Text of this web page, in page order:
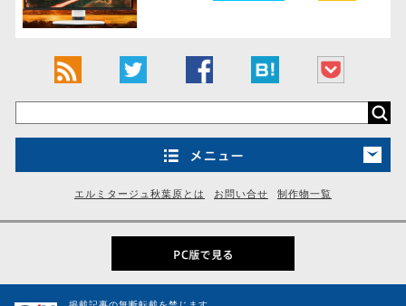
エルミタージュ秋葉原とは お問い合せ 制作物一覧